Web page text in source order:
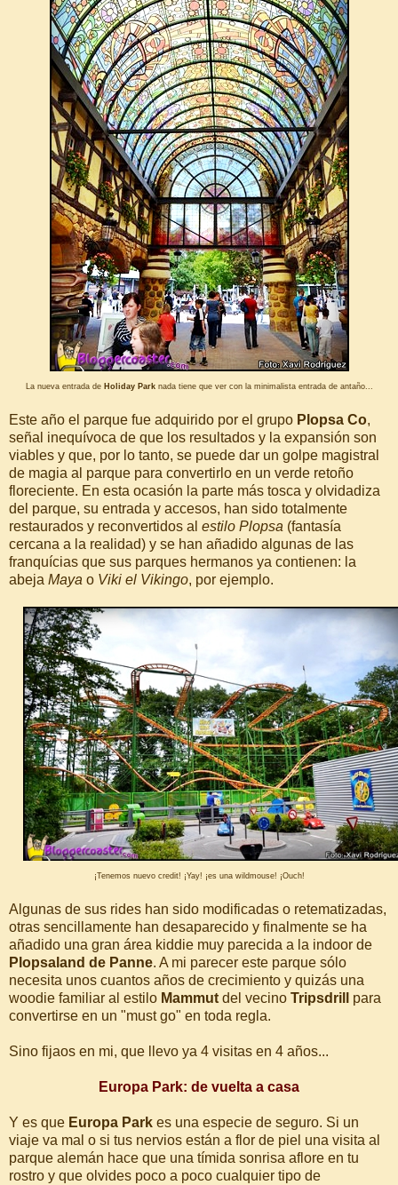
La nueva entrada de Holiday Parknada tiene que ver con la minimalista entrada de antaño...
Este año el parque fue adquirido por el grupo Plopsa Co,
señal inequívoca de que los resultados y la expansión son
viables y que, por lo tanto, se puede dar un golpe magistral
de magia al parque para convertirlo en un verde retoño
floreciente. En esta ocasión la parte más tosca y olvidadiza
del parque, su entrada y accesos, han sido totalmente
restaurados y reconvertidos al estilo Plopsa (fantasía
cercana a la realidad) y se han añadido algunas de las
franquícias que sus parques hermanos ya contienen: la
abeja Maya o Viki el Vikingo, por ejemplo.
¡Tenemos nuevo credit! ¡Yay! ¡es una wildmouse! ¡Ouch!
Algunas de sus rides han sido modificadas o retematizadas,
otras sencillamente han desaparecido y finalmente se ha
añadido una gran área kiddie muy parecida a la indoor de
Plopsaland de Panne. A mi parecer este parque sólo
necesita unos cuantos años de crecimiento y quizás una
woodie familiar al estilo Mammut del vecino Tripsdrill para
convertirse en un "must go" en toda regla.
Sino fijaos en mi, que llevo ya 4 visitas en 4 años...
Europa Park: de vuelta a casa
Y es que Europa Park es una especie de seguro. Si un
viaje va mal o si tus nervios están a flor de piel una visita al
parque alemán hace que una tímida sonrisa aflore en tu
rostro y que olvides poco a poco cualquier tipo de